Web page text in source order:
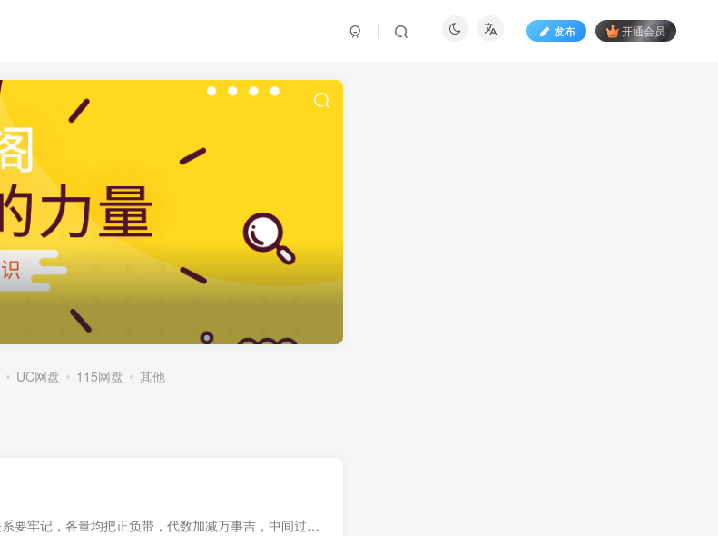
发布 开通会员
UC网盘 115网盘
其他
动量定理解题动量定理来解题，矢量关系要牢记，各量均把正负带，代数加减万事吉，中间过程莫关心，便于求解平均力。动量守恒所受外力恒为零，系统动量就守恒，碰前碰后和碰中，动量总和都相同，...